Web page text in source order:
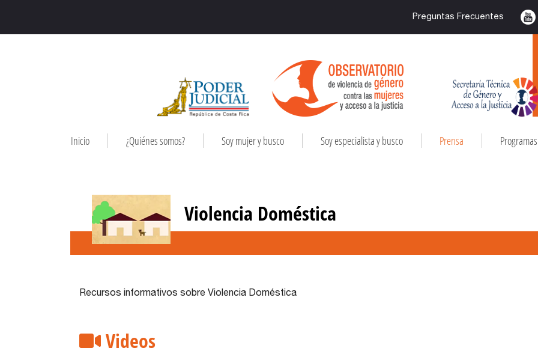
Preguntas Frecuentes
Inicio ¿Quiénes somos? Soy mujer y busco Soy especialista y busco Prensa
Violencia Doméstica
Recursos informativos sobre Violencia Doméstica
Videos